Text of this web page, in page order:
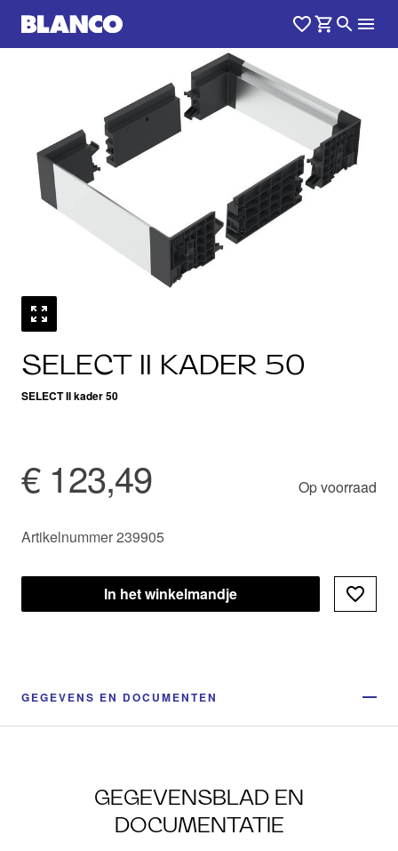
SELECT II KADER 50
SELECT II kader 50
0
€ 123,49 Op voorraad
Artikelnummer 239905
In het winkelmandje
GEGEVENS EN DOCUMENTEN
GEGEVENSBLAD EN
DOCUMENTATIE